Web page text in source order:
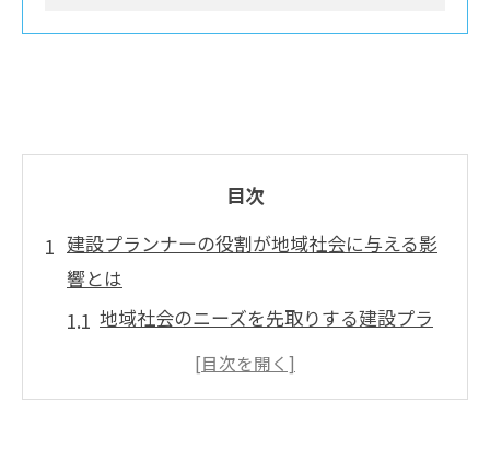
目次
建設プランナーの役割が地域社会に与える影
響とは
地域社会のニーズを先取りする建設プラ
建設プロジェクトを通じた地域活性化の